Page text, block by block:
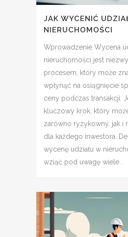
JAK WYCENIĆ
NIERUCHOMOŚCI
Wprowadzenie Wycena
nieruchomości jest
procesem, który może
wpłynąć na osiągnięcie
ceny podczas transakcji.
kluczowy krok, który
zarówno ryzykowny, jak i
dla każdego inwestora.
wycenę udziału w
wziąć pod uwagę wiele...